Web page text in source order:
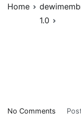
Home
1.0
No Comments